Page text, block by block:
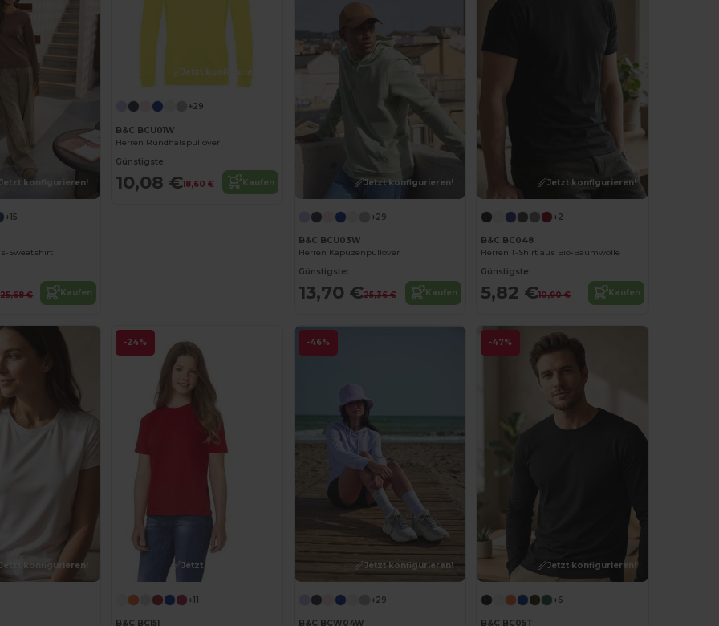
Jetzt konfigurieren!
+15
Sweatshirt
25,68 € Kaufen
Jetzt konfigurieren!
+29
B&C BCU01W
Herren Rundhalspullover
Günstigste:
10,08 €18,60 € Kaufen Jetzt konfigurieren!
+29
B&C BCU03W
Herren Kapuzenpullover
Günstigste:
13,70 €25,36 € Kaufen
Jetzt konfigurieren!
+2
B&C BC048
Herren T-Shirt aus Bio-Baumwolle
Günstigste:
5,82 €10,90 € Kaufen
konfigurieren!
-24%
Jetzt konfigurieren!
+11
B&C BC151
-46%
Jetzt konfigurieren!
+29
B&C BCW04W
-47%
Jetzt konfigurieren!
+6
B&C BC05T